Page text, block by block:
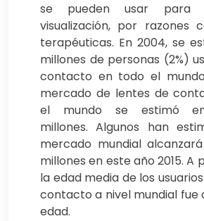
se pueden usar para
visualización, por razones
terapéuticas. En 2004, se
millones de personas (2%)
contacto en todo el
mercado de lentes de
el mundo se estimó
millones. Algunos han
mercado mundial
millones en este año 2015. A
la edad media de los
contacto a nivel mundial fue
edad.